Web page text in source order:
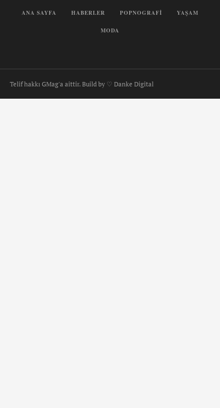
ANA SAYFA HABERLER POPNOGRAFI YAŞAM
MODA
Telif hakkı GMag'a aittir. Build by ♡ Danke Digital